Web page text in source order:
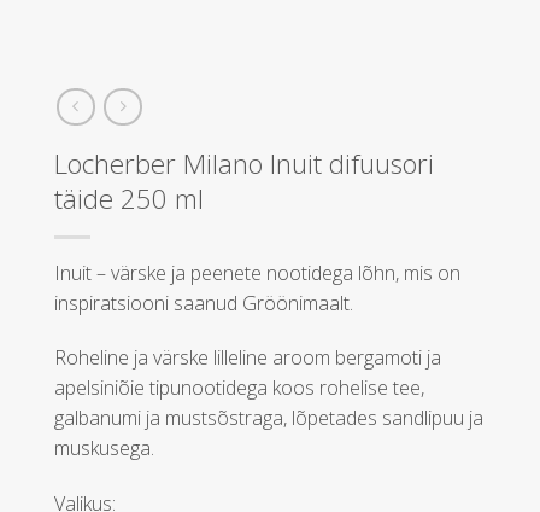
Locherber Milano Inuit difuusori
täide 250 ml
Inuit – värske ja peenete nootidega lõhn, mis on
inspiratsiooni saanud Gröönimaalt.
Roheline ja värske lilleline aroom bergamoti ja
apelsiniõie tipunootidega koos rohelise tee,
galbanumi ja mustsõstraga, lõpetades sandlipuu ja
muskusega.
Valikus: